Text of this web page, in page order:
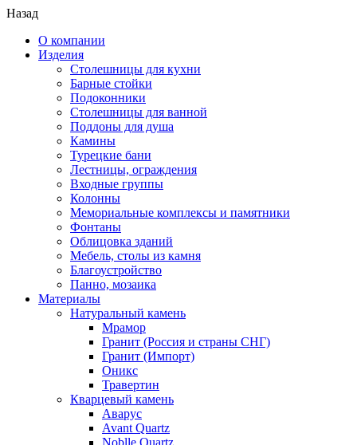
Назад
О компании
Изделия
Столешницы для кухни
Барные стойки
Подоконники
Столешницы для ванной
Поддоны для душа
Камины
Турецкие бани
Лестницы, ограждения
Входные группы
Колонны
Мемориальные комплексы и памятники
Фонтаны
Облицовка зданий
Мебель, столы из камня
Благоустройство
Панно, мозаика
Материалы
Натуральный камень
Мрамор
Гранит (Россия и страны СНГ)
Гранит (Импорт)
Оникс
Травертин
Кварцевый камень
Аварус
Avant Quartz
Noblle Quartz